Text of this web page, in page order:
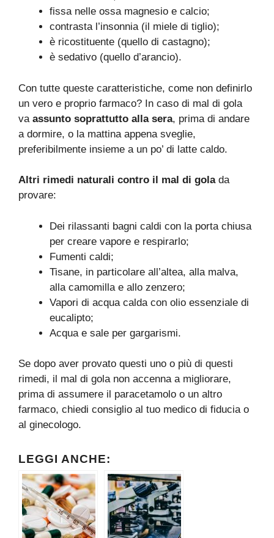
fissa nelle ossa magnesio e calcio;
contrasta l’insonnia (il miele di tiglio);
è ricostituente (quello di castagno);
è sedativo (quello d’arancio).
Con tutte queste caratteristiche, come non definirlo
un vero e proprio farmaco? In caso di mal di gola
va assunto soprattutto alla sera, prima di andare
a dormire, o la mattina appena sveglie,
preferibilmente insieme a un po’ di latte caldo.
Altri rimedi naturali contro il mal di golada
provare:
Dei rilassanti bagni caldi con la porta chiusa
per creare vapore e respirarlo;
Fumenti caldi;
Tisane, in particolare all’altea, alla malva,
alla camomilla e allo zenzero;
Vapori di acqua calda con olio essenziale di
eucalipto;
Acqua e sale per gargarismi.
Se dopo aver provato questi uno o più di questi
rimedi, il mal di gola non accenna a migliorare,
prima di assumere il paracetamolo o un altro
farmaco, chiedi consiglio al tuo medico di fiducia o
al ginecologo.
LEGGI ANCHE: